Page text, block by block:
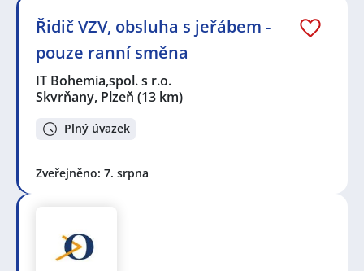
Řidič VZV, obsluha s jeřábem -
pouze ranní směna
IT Bohemia,spol. s r.o.
Skvrňany, Plzeň (13 km)
Plný úvazek
Zveřejněno: 7. srpna